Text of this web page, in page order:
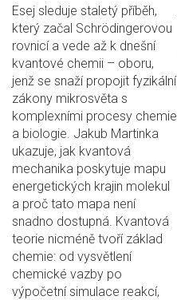
Esej sleduje staletý příběh,
který začal Schrödingerovou
rovnicí a vede až k dnešní
kvantové chemii – oboru,
jenž se snaží propojit fyzikální
zákony mikrosvěta s
komplexními procesy chemie
a biologie. Jakub Martinka
ukazuje, jak kvantová
mechanika poskytuje mapu
energetických krajin molekul
a proč tato mapa není
snadno dostupná. Kvantová
teorie nicméně tvoří základ
chemie: od vysvětlení
chemické vazby po
výpočetní simulace reakcí,